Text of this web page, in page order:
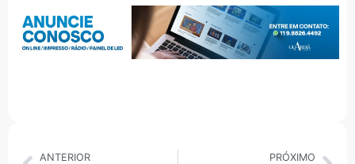
ANTERIOR PRÓXIMO